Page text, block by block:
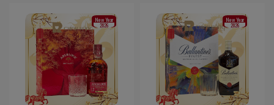
New Year
2026
New Year
2026